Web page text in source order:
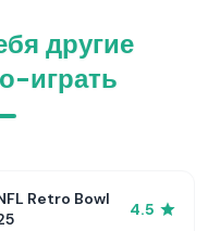
другие
играть
Retro Bowl
4.5